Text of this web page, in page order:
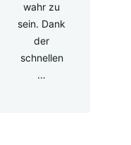
wahr zu
sein. Dank
der
schnellen
…